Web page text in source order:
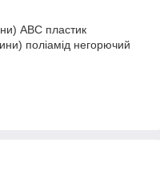
ABC пластик
поліамід негорючий